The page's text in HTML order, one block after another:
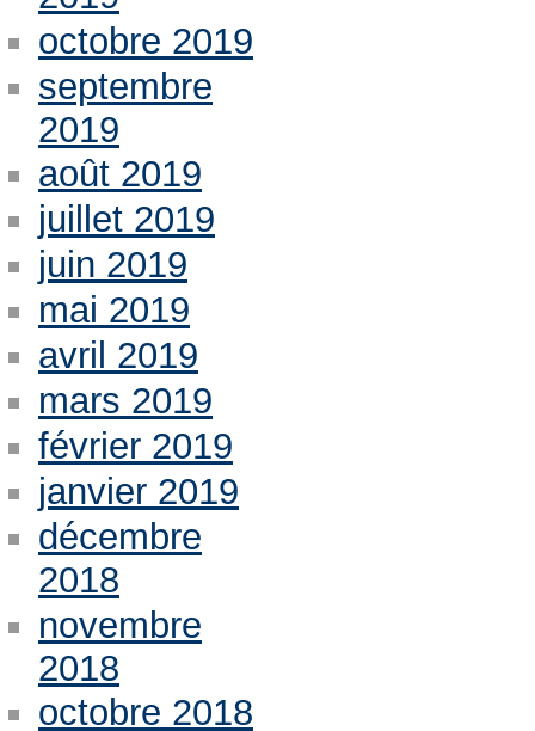
octobre 2019
septembre
2019
août 2019
juillet 2019
juin 2019
mai 2019
avril 2019
mars 2019
février 2019
janvier 2019
décembre
2018
novembre
2018
octobre 2018